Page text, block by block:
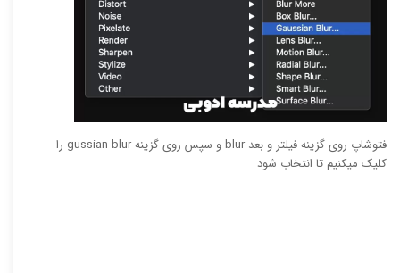
فتوشاپ روی گزینه فیلتر و بعد blur و سپس روی گزینه gussian blur را
کلیک میکنیم تا انتخاب شود